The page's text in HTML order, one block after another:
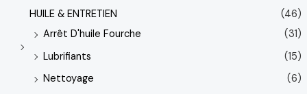
HUILE & ENTRETIEN
(46)
Arrêt D'huile Fourche
(31)
Lubrifiants
(15)
Nettoyage
(6)